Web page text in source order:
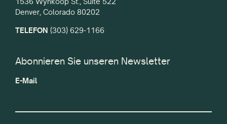
Denver, Colorado 80202
TELEFON (303) 629-1166
Abonnieren Sie unseren Newsletter
E-Mail